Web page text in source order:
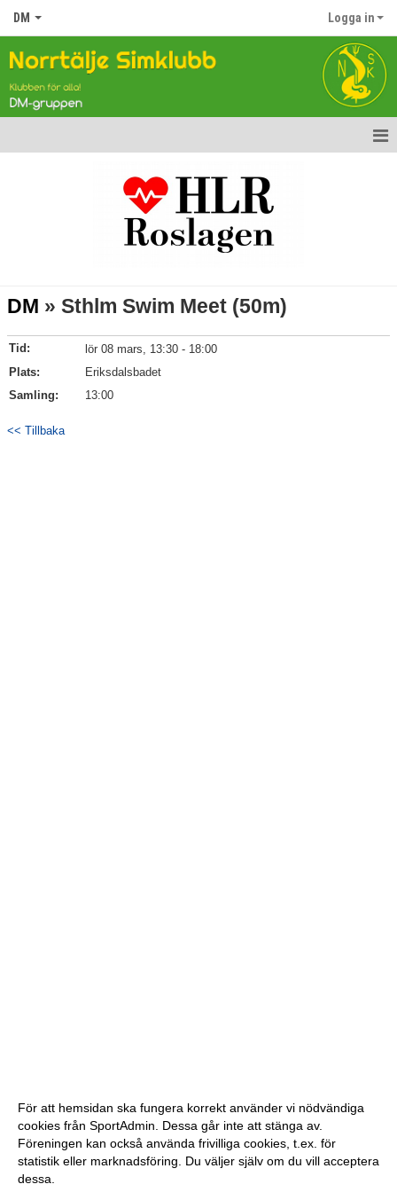
DM Logga in
Dokument
Kontakt
DM » Sthlm Swim Meet (50m)
Tid:
lör 08 mars, 13:30 - 18:00
Plats:
Eriksdalsbadet
Samling:
13:00
<< Tillbaka
För att hemsidan ska fungera korrekt använder vi nödvändiga
cookies från SportAdmin. Dessa går inte att stänga av.
Föreningen kan också använda frivilliga cookies, t.ex. för
statistik eller marknadsföring. Du väljer själv om du vill acceptera
dessa.